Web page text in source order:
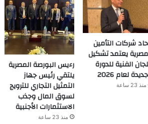
شركات التأمين
يعتمد تشكيل
الفنية للدورة
لعام 2026
منذ 23 ساعة
رءيس البورصة المصرية
يلتقي رئيس جهاز
التمثيل التجاري للترويج
لسوق المال وجذب
الاستثمارات الأجنبية
منذ 23 ساعة